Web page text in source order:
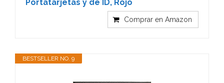
Portatarjetas y de ID, Rojo
Comprar en Amazon
BESTSELLER NO. 9